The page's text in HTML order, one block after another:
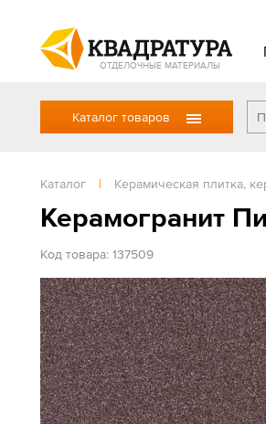
ОТДЕЛОЧНЫЕ МАТЕРИАЛЫ
Каталог товаров
Каталог | Керамическая плитка,
Керамогранит
Код товара: 137509